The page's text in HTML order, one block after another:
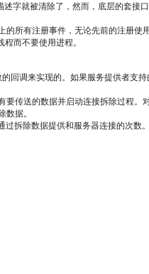
字就被清除了，然而，底层的套
的所有注册事件，无论先前的注册
而不要使用进程。
调来实现的。如果服务提供者支持
传送的数据并启动连接拆除过程
据。
拆除数据提供和服务器连接的次数